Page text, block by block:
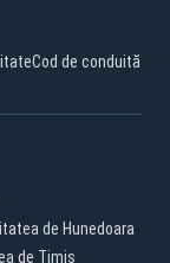
Cod de conduită
de Hunedoara
de Timis